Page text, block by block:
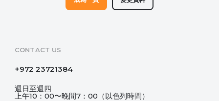
CONTACT US
+972 23721384
週日至週四
上午10：00〜晚間7：00（以色列時間）